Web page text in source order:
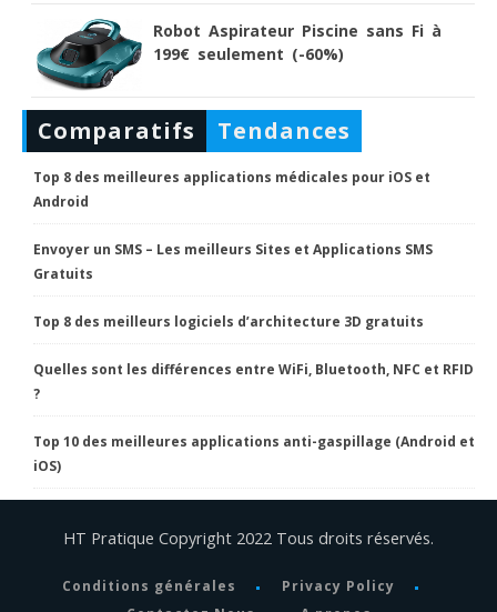
Robot Aspirateur Piscine sans Fi à
199€ seulement (-60%)
Comparatifs Tendances
Top 8 des meilleures applications médicales pour iOS et
Android
Envoyer un SMS – Les meilleurs Sites et Applications SMS
Gratuits
Top 8 des meilleurs logiciels d’architecture 3D gratuits
Quelles sont les différences entre WiFi, Bluetooth, NFC et RFID
?
Top 10 des meilleures applications anti-gaspillage (Android et
iOS)
HT Pratique Copyright 2022 Tous droits réservés.
Conditions générales
Privacy Policy